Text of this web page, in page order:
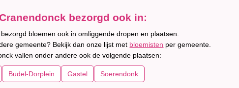
bezorgd ook in:
bloemen ook in omliggende dropen en plaatsen.
gemeente? Bekijk dan onze lijst met bloemisten per gemeente.
vallen onder andere ook de volgende plaatsen:
Budel-Dorplein Gastel Soerendonk